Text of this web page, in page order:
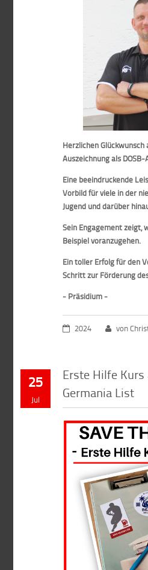
Herzlichen Glückwunsch
Auszeichnung als
Eine beeindruckende
Vorbild für viele in der
Jugend und darüber
Sein Engagement zeigt,
Beispiel voranzugehen.
Ein toller Erfolg für den
Schritt zur Förderung
- Präsidium -
2024 von
25
Jul
Erste Hilfe
Germania List